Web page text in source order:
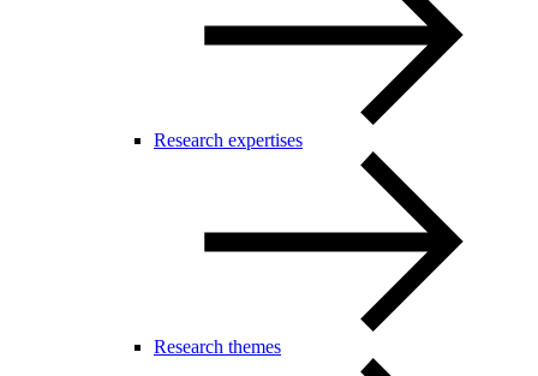
Research expertises
Research themes